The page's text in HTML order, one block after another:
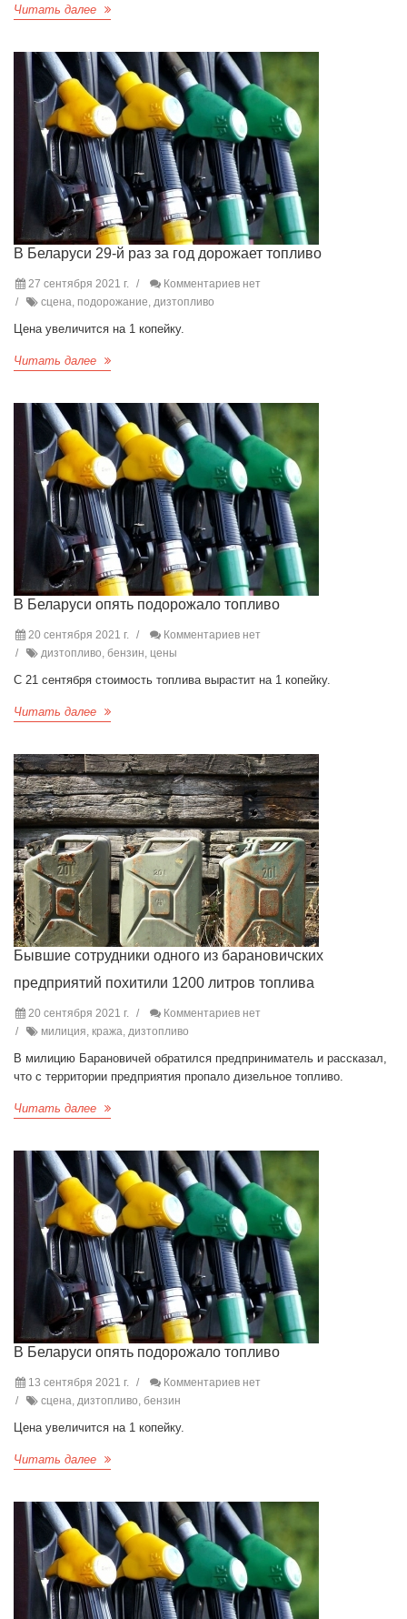
Читать далее
В Беларуси 29-й раз за год дорожает топливо
27 сентября 2021 г.
Комментариев нет
сцена, подорожание, дизтопливо
Цена увеличится на 1 копейку.
Читать далее
В Беларуси опять подорожало топливо
20 сентября 2021 г.
Комментариев нет
дизтопливо, бензин, цены
С 21 сентября стоимость топлива вырастит на 1 копейку.
Читать далее
Бывшие сотрудники одного из барановичских
предприятий похитили 1200 литров топлива
20 сентября 2021 г.
Комментариев нет
милиция, кража, дизтопливо
В милицию Барановичей обратился предприниматель и рассказал,
что с территории предприятия пропало дизельное топливо.
Читать далее
В Беларуси опять подорожало топливо
13 сентября 2021 г.
Комментариев нет
сцена, дизтопливо, бензин
Цена увеличится на 1 копейку.
Читать далее